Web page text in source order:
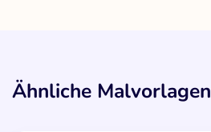
Ähnliche Malvorlagen